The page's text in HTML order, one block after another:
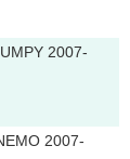
2007-
2007-